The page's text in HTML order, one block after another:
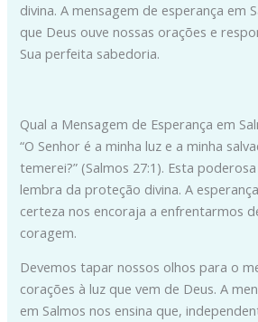
divina. A mensagem de esperança em
que Deus ouve nossas orações e
Sua perfeita sabedoria.
Qual a Mensagem de Esperança em
“O Senhor é a minha luz e a minha
temerei?” (Salmos 27:1). Esta
lembra da proteção divina. A
certeza nos encoraja a enfrentarmos
coragem.
Devemos tapar nossos olhos para o
corações à luz que vem de Deus. A
em Salmos nos ensina que,